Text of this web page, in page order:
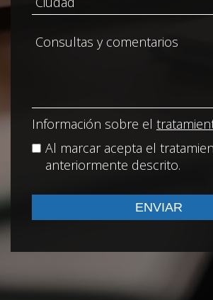
Información sobre el
Al marcar acepta el
anteriormente descrito.